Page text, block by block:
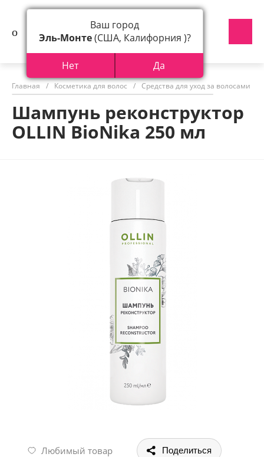
Главная / Косметика для волос / Средства для уход за волосами
Шампунь реконструктор
OLLIN BioNika 250 мл
Любимый товар Поделиться
Ваш город
Эль-Монте(США, Калифорния )?
Нет Да